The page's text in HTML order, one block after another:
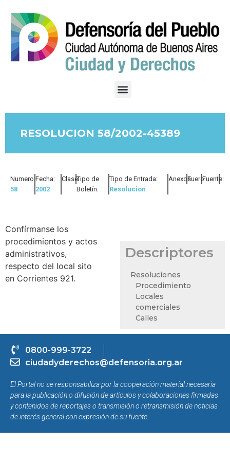
RESOLUCION 58/2002-45389
Numero:
58
Fecha:
2002
Clase:Tipo de
Boletín:
Tipo de Entrada:
Resolucion
Anexos:Fuero:Fuente:
Confírmanse los
procedimientos y actos
administrativos,
respecto del local sito
en Corrientes 921.
Descriptores
Resoluciones
Procedimiento
Locales
comerciales
Calles
0800-999-3722
ciudadyderechos@defensoria.org.ar
El Portal no se responsabiliza por la cooperación material necesaria
para la publicación o difusión de artículos y colaboraciones firmadas
y contenidos de reportajes o transmisión o retransmisión de noticias
de interés general con expresión de su fuente.